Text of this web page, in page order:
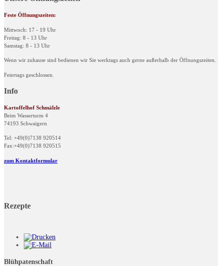
Feste Öffnungszeiten:
Mittwoch: 17 - 19 Uhr
Freitag: 8 - 13 Uhr
Samstag: 8 - 13 Uhr
Wenn wir zuhause sind bedienen wir Sie werktags auch gerne außerhalb der Öffnungszeiten.
Feiertags geschlossen.
Info
Kartoffelhof Schmälzle
Beim Wasserturm 4
74193 Schwaigern
Tel: +49(0)7138 920514
Fax:+49(0)7138 920515
zum Kontaktformular
Rezepte
Blühpatenschaft